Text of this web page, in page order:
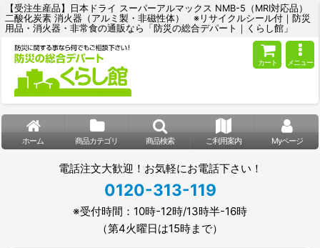
【受注生産品】日本ドライ スーパーアルマックス NMB-5（MRI対応品）
二酸化炭素 消火器（アルミ製・非磁性体） ※リサイクルシール付｜防災
用品・消火器・非常食の通販なら「防災の総合デパート｜くらし館」
カート メニュー
ホーム 商品カテゴリ 商品検索 ご利用案内 Myページ
電話注文大歓迎！お気軽にお電話下さい！
0120-313-119
※受付時間：10時-12時/13時半-16時
（第4火曜日は15時まで）